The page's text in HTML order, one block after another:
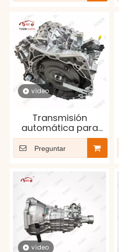
vídeo
Transmisión
automática para
Dodge, Mitsubishi,
Nissan - JF011E
Preguntar
vídeo